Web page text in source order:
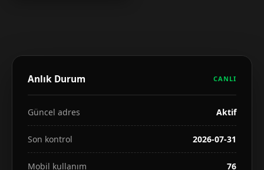
Anlık Durum CANLI
Güncel adres Aktif
Son kontrol 2026-07-31
Mobil kullanım 76